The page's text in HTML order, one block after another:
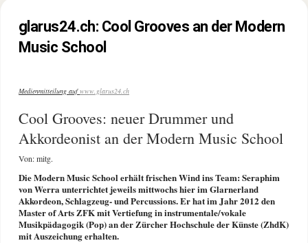
glarus24.ch: Cool Grooves an der Modern
Music School
Medienmitteilung aufwww.glarus24.ch
Cool Grooves: neuer Drummer und
Akkordeonist an der Modern Music School
Von: mitg.
Die Modern Music School erhält frischen Wind ins Team: Seraphim
von Werra unterrichtet jeweils mittwochs hier im Glarnerland
Akkordeon, Schlagzeug- und Percussions. Er hat im Jahr 2012 den
Master of Arts ZFK mit Vertiefung in instrumentale/vokale
Musikpädagogik (Pop) an der Zürcher Hochschule der Künste (ZhdK)
mit Auszeichung erhalten.